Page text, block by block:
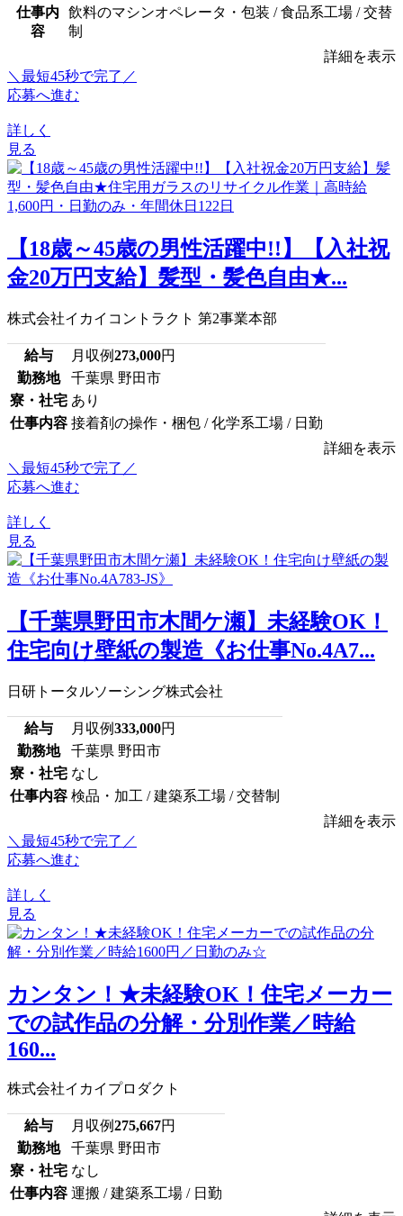
仕事内
容
飲料のマシンオペレータ・包装 / 食品系工場 / 交替
制
詳細を表示
＼最短45秒で完了／
応募へ進む
詳しく
見る
【18歳～45歳の男性活躍中!!】【入社祝
金20万円支給】髪型・髪色自由★...
株式会社イカイコントラクト 第2事業本部
給与 月収例273,000円
勤務地
千葉県 野田市
寮・社宅 あり
仕事内容 接着剤の操作・梱包 / 化学系工場 / 日勤
詳細を表示
＼最短45秒で完了／
応募へ進む
詳しく
見る
【千葉県野田市木間ケ瀬】未経験OK！
住宅向け壁紙の製造《お仕事No.4A7...
日研トータルソーシング株式会社
給与 月収例333,000円
勤務地
千葉県 野田市
寮・社宅 なし
仕事内容 検品・加工 / 建築系工場 / 交替制
詳細を表示
＼最短45秒で完了／
応募へ進む
詳しく
見る
カンタン！★未経験OK！住宅メーカー
での試作品の分解・分別作業／時給
160...
株式会社イカイプロダクト
給与 月収例275,667円
勤務地
千葉県 野田市
寮・社宅 なし
仕事内容 運搬 / 建築系工場 / 日勤